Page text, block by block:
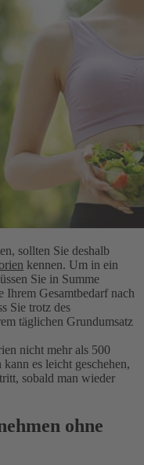
sollten Sie deshalb
kennen. Um in ein
Sie in Summe
Ihrem Gesamtbedarf nach
Sie trotz des
täglichen Grundumsatz
nicht mehr als 500
es leicht geschehen,
sobald man wieder
ohne